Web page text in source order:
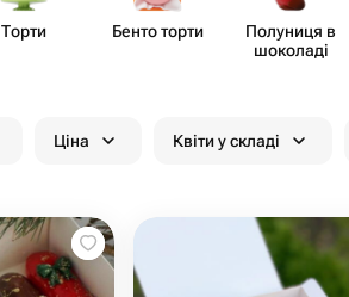
Торти Бенто торти
Полуниця в
шоколаді
Ціна Квіти у складі